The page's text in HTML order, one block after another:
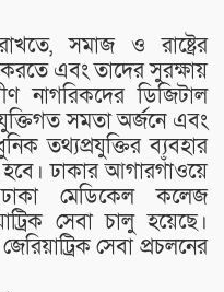
সমাজ ও রাষ্ট্রের
এবং তাদের সুরক্ষায়
নাগরিকদের ডিজিটাল
সমতা অর্জনে এবং
তথ্যপ্রযুক্তির ব্যবহার
হবে। ঢাকার আগারগাঁওয়ে
মেডিকেল কলেজ
সেবা চালু হয়েছে।
সেবা প্রচলনের